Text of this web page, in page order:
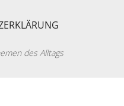
des Alltags